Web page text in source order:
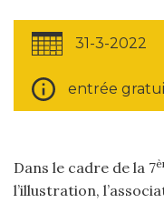
31-3-2022
entrée
Dans le cadre de la 7
l’illustration,